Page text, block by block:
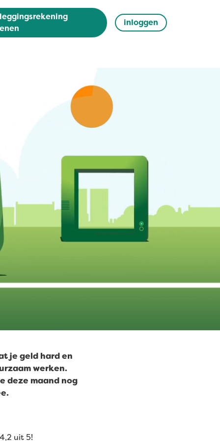
inloggen
je geld hard en
werken.
deze maand nog
uit 5!